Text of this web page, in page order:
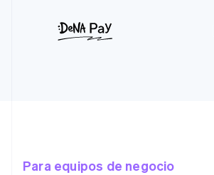
Para equipos de negocio